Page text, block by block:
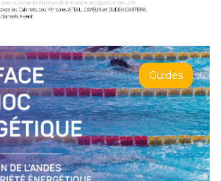
Guides